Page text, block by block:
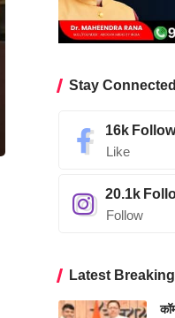
Stay Connected
16k
Like
20.1k
Follow
Latest